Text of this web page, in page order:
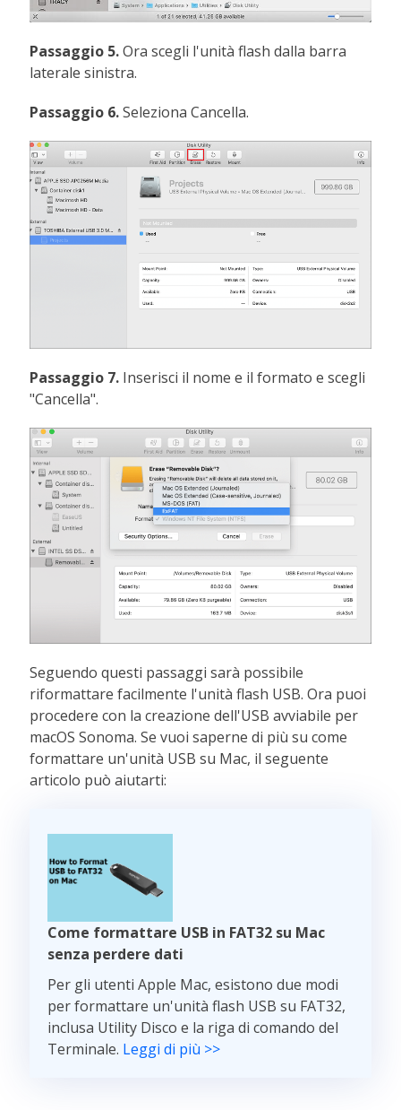
Passaggio 5.Ora scegli l'unità flash dalla barra
laterale sinistra.
Passaggio 6.Seleziona Cancella.
Passaggio 7. Inserisci il nome e il formato e scegli
"Cancella".
Seguendo questi passaggi sarà possibile
riformattare facilmente l'unità flash USB. Ora puoi
procedere con la creazione dell'USB avviabile per
macOS Sonoma. Se vuoi saperne di più su come
formattare un'unità USB su Mac, il seguente
articolo può aiutarti:
Come formattare USB in FAT32 su Mac
senza perdere dati
Per gli utenti Apple Mac, esistono due modi
per formattare un'unità flash USB su FAT32,
inclusa Utility Disco e la riga di comando del
Terminale. Leggi di più >>